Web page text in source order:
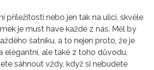
příležitosti nebo jen tak na ulici, skvěle
je must have každé z nás. Měl by
šatníku, a to nejen proto, že je
elegantní, ale také z toho důvodu,
sáhnout vždy, když si nebudete